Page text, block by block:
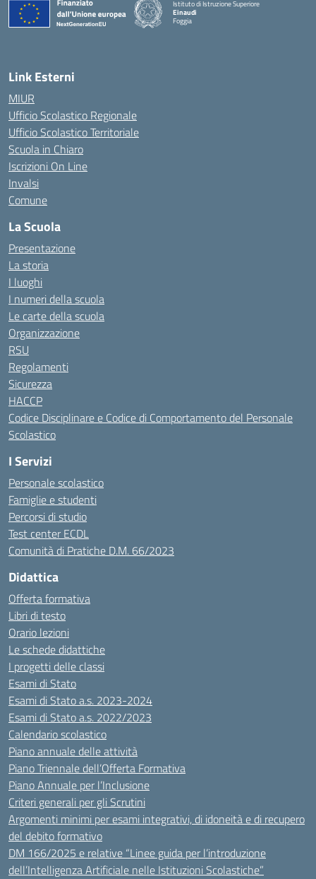
Istituto di Istruzione Superiore
Einaudi
Foggia
— Visita la pagina iniziale della scuola
Link Esterni
MIUR
Ufficio Scolastico Regionale
Ufficio Scolastico Territoriale
Scuola in Chiaro
Iscrizioni On Line
Invalsi
Comune
La Scuola
Presentazione
La storia
I luoghi
I numeri della scuola
Le carte della scuola
Organizzazione
RSU
Regolamenti
Sicurezza
HACCP
Codice Disciplinare e Codice di Comportamento del Personale
Scolastico
I Servizi
Personale scolastico
Famiglie e studenti
Percorsi di studio
Test center ECDL
Comunità di Pratiche D.M. 66/2023
Didattica
Offerta formativa
Libri di testo
Orario lezioni
Le schede didattiche
I progetti delle classi
Esami di Stato
Esami di Stato a.s. 2023-2024
Esami di Stato a.s. 2022/2023
Calendario scolastico
Piano annuale delle attività
Piano Triennale dell’Offerta Formativa
Piano Annuale per l’Inclusione
Criteri generali per gli Scrutini
Argomenti minimi per esami integrativi, di idoneità e di recupero
del debito formativo
DM 166/2025 e relative “Linee guida per l’introduzione
dell’Intelligenza Artificiale nelle Istituzioni Scolastiche”